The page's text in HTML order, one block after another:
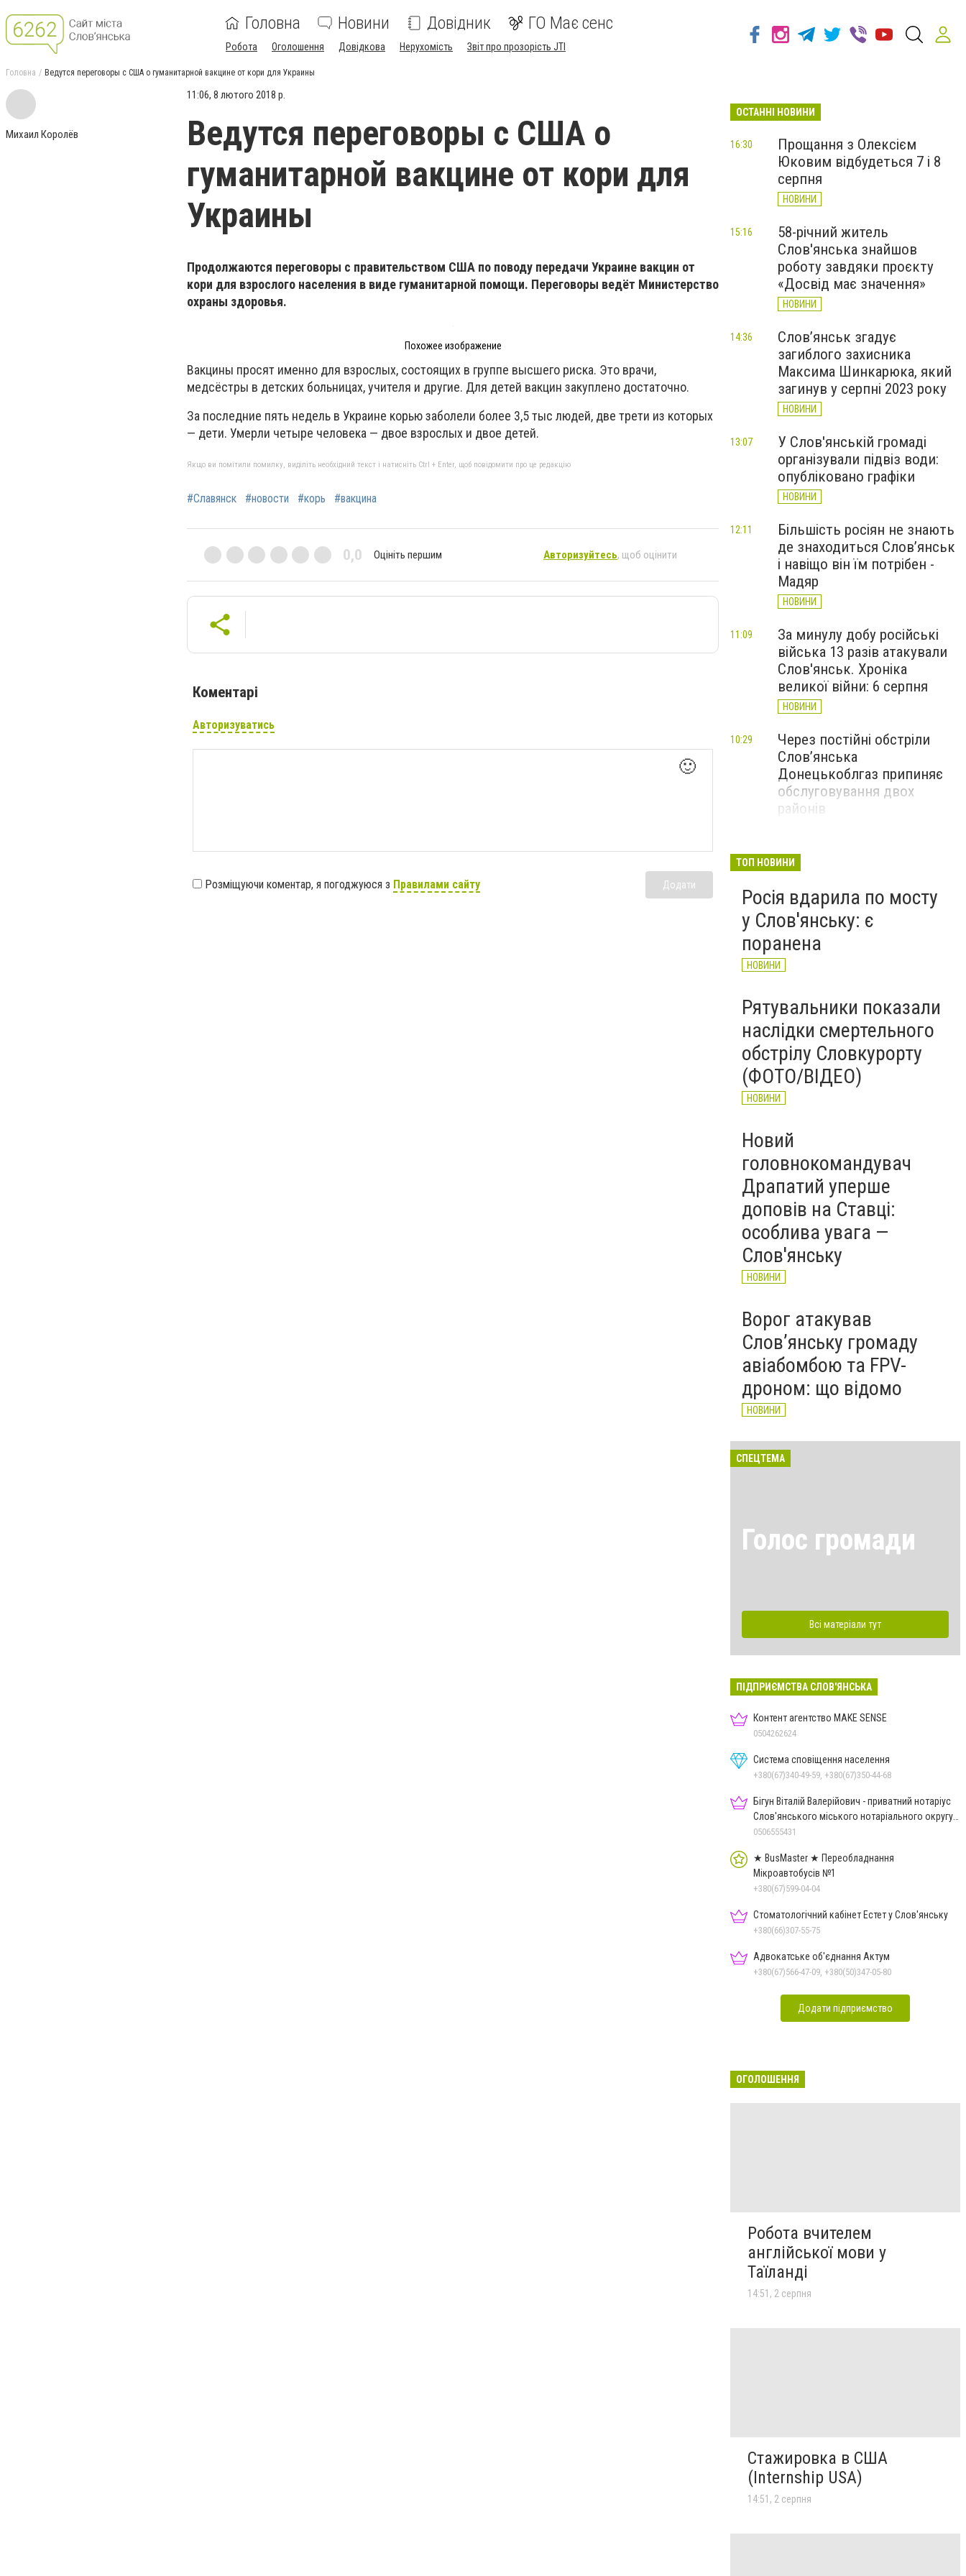
Головна Новини Довідник ГО Має сенс
Робота Оголошення Довідкова Нерухомість Звіт про прозорість JTI
Головна Ведутся переговоры с США о гуманитарной вакцине от кори для Украины
Михаил Королёв
11:06, 8 лютого 2018 р.
Ведутся переговоры с США о
гуманитарной вакцине от кори для
Украины
Продолжаются переговоры с правительством США по поводу передачи Украине вакцин от
кори для взрослого населения в виде гуманитарной помощи. Переговоры ведёт Министерство
охраны здоровья.
Похожее изображение
Вакцины просят именно для взрослых, состоящих в группе высшего риска. Это врачи,
медсёстры в детских больницах, учителя и другие. Для детей вакцин закуплено достаточно.
За последние пять недель в Украине корью заболели более 3,5 тыс людей, две трети из которых
— дети. Умерли четыре человека — двое взрослых и двое детей.
Якщо ви помітили помилку, виділіть необхідний текст і натисніть Ctrl + Enter, щоб повідомити про це редакцію
#Славянск #новости #корь #вакцина
0,0 Оцініть першим Авторизуйтесь, щоб оцінити
Коментарі
Авторизуватись
🙂
Розміщуючи коментар, я погоджуюся з Правилами сайту Додати
ОСТАННІ НОВИНИ
Прощання з Олексієм
Юковим відбудеться 7 і 8
серпня
НОВИНИ
16:30
58-річний житель
Слов'янська знайшов
роботу завдяки проєкту
«Досвід має значення»
НОВИНИ
15:16
Слов’янськ згадує
загиблого захисника
Максима Шинкарюка, який
загинув у серпні 2023 року
НОВИНИ
14:36
У Слов'янській громаді
організували підвіз води:
опубліковано графіки
НОВИНИ
13:07
Більшість росіян не знають
де знаходиться Слов’янськ
і навіщо він їм потрібен -
Мадяр
НОВИНИ
12:11
За минулу добу російські
війська 13 разів атакували
Слов'янськ. Хроніка
великої війни: 6 серпня
НОВИНИ
11:09
Через постійні обстріли
Слов’янська
Донецькоблгаз припиняє
обслуговування двох
районів
10:29
6 серпня у Слов'янську
через річку Казенний
Торець
09:47
ТОП НОВИНИ
Росія вдарила по мосту
у Слов'янську: є
поранена
НОВИНИ
Рятувальники показали
наслідки смертельного
обстрілу Словкурорту
(ФОТО/ВІДЕО)
НОВИНИ
Новий
головнокомандувач
Драпатий уперше
доповів на Ставці:
особлива увага —
Слов'янську
НОВИНИ
Ворог атакував
Слов’янську громаду
авіабомбою та FPV-
дроном: що відомо
НОВИНИ
СПЕЦТЕМА
Голос громади
Всі матеріали тут
ПІДПРИЄМСТВА СЛОВ'ЯНСЬКА
Контент агентство MAKE SENSE
0504262624
Система сповіщення населення
+380(67)340-49-59, +380(67)350-44-68
Бігун Віталій Валерійович - приватний нотаріус
Слов'янського міського нотаріального округу
Дон.обл.
0506555431
★ BusMaster ★ Переобладнання
Мікроавтобусів №1
+380(67)599-04-04
Стоматологічний кабінет Естет у Слов'янську
+380(66)307-55-75
Адвокатське об'єднання Актум
+380(67)566-47-09, +380(50)347-05-80
Додати підприємство
ОГОЛОШЕННЯ
Робота вчителем
англійської мови у
Таїланді
14:51, 2 серпня
Стажировка в США
(Internship USA)
14:51, 2 серпня